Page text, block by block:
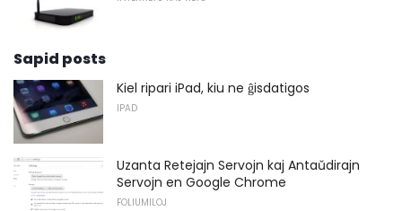
Sapid posts
Kiel ripari iPad, kiu ne ĝisdatigos
IPAD
Uzanta Retejajn Servojn kaj Antaŭdirajn
Servojn en Google Chrome
FOLIUMILOJ